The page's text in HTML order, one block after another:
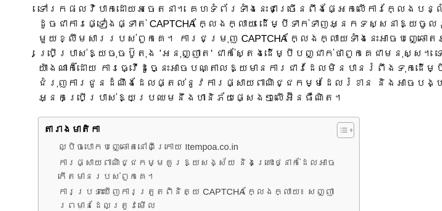
ទៅរកផលវិបាកដោយអចេតនា។ គេហទំព័រទាំងនេះជាច្រើនពឹងផ្អែកលើការក្លែងបន្
ដូចជាការផ្ទៀងផ្ទាត់ CAPTCHA ក្លែងក្លាយ ដើម្បីទាក់ទាញអ្នកទស្សនាឱ្យចូល
មួយខ្លឹមសាររបស់ពួកគេ។ ការជម្រុញ CAPTCHA ក្លែងក្លាយទាំងនេះអាចបញ្ឆោ
ប្រើប្រាស់ឱ្យចុចប៊ូតុង 'អនុញ្ញាត' ជាក់ស្តែងដើម្បីបញ្ជាក់ថាពួកគេជាមនុស្ស។ ទោ
យ៉ាងណាក៏ដោយ ការធ្វើដូច្នេះអាចបណ្តាលឱ្យមានការជាវដែលមិនបានរំពឹងទុកដើម្
ជំរុញការជូនដំណឹងដែលផ្តល់នូវការផ្សាយពាណិជ្ជកម្មដែលរំខាន និងអាចបង្ហ
អ្នកប្រើប្រាស់ឱ្យប្រឈមនឹងហានិភ័យផ្សេងៗលើអ៊ីនធឺណិត។
តារាង​មាតិកា
ល្បិចបោកបញ្ឆោតនៅពីក្រោយ Itempoa.co.in
ការផ្សាយពាណិជ្ជកម្មគួរឱ្យសង្ស័យ និងគ្រោះថ្នាក់ដែលអាច
កើតមានរបស់ពួកគេ។
ការប្រទះឃើញការត្រួតពិនិត្យ CAPTCHA ក្លែងក្លាយ៖ សញ្ញា
ព្រមានដែលត្រូវមើល